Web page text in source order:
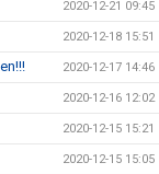
2020-12-21 09:45
2020-12-18 15:51
2020-12-17 14:46
2020-12-16 12:02
2020-12-15 15:21
2020-12-15 15:05